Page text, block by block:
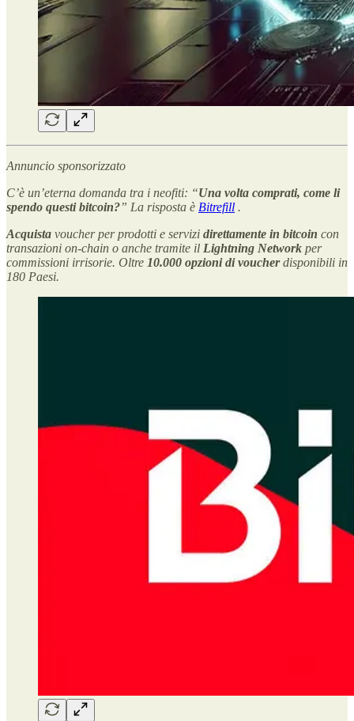
Annuncio sponsorizzato
C’è un’eterna domanda tra i neofiti: “Una volta comprati, come li
spendo questi bitcoin?” La risposta è Bitrefill .
Acquista voucher per prodotti e servizi direttamente in bitcoin con
transazioni on-chain o anche tramite il Lightning Network per
commissioni irrisorie. Oltre 10.000 opzioni di voucherdisponibili in
180 Paesi.